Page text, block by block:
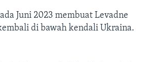
Juni 2023 membuat Levadne
di bawah kendali Ukraina.